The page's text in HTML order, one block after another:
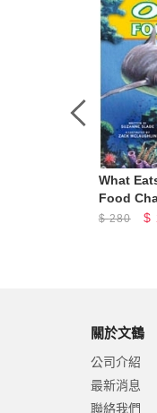
What
Food
$280 $
關於文鶴
公司介紹
最新消息
聯絡我們